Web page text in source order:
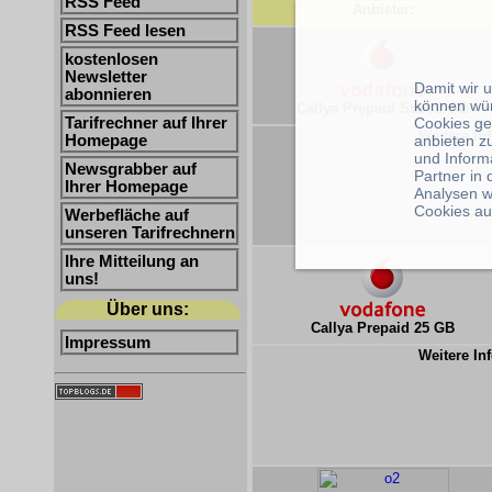
RSS Feed lesen
kostenlosen
Newsletter
abonnieren
Tarifrechner auf Ihrer
Homepage
Newsgrabber auf
Ihrer Homepage
Werbefläche auf
unseren Tarifrechnern
Ihre Mitteilung an
uns!
Über uns:
Impressum
Callya Prepaid Start 2 GB
Weitere
Callya Prepaid 25 GB
Weitere
Damit wir
können
Cookies
anbieten
und
Partner in
Analysen
Cookies